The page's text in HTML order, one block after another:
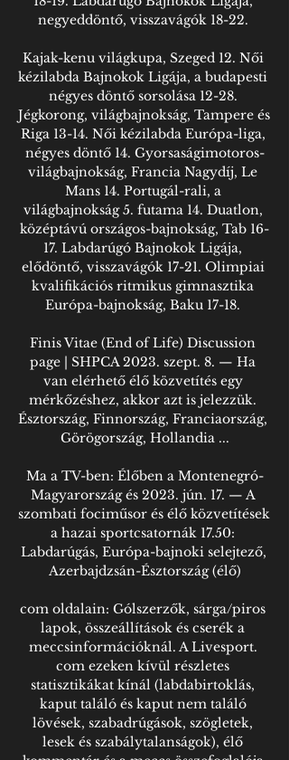
negyeddöntő, visszavágók 18-22.
Kajak-kenu világkupa, Szeged 12. Női
kézilabda Bajnokok Ligája, a budapesti
négyes döntő sorsolása 12-28.
Jégkorong, világbajnokság, Tampere és
Riga 13-14. Női kézilabda Európa-liga,
négyes döntő 14. Gyorsaságimotoros-
világbajnokság, Francia Nagydíj, Le
Mans 14. Portugál-rali, a
világbajnokság 5. futama 14. Duatlon,
középtávú országos-bajnokság, Tab 16-
17. Labdarúgó Bajnokok Ligája,
elődöntő, visszavágók 17-21. Olimpiai
kvalifikációs ritmikus gimnasztika
Európa-bajnokság, Baku 17-18.
Finis Vitae (End of Life) Discussion
page | SHPCA 2023. szept. 8. — Ha
van elérhető élő közvetítés egy
mérkőzéshez, akkor azt is jelezzük.
Észtország, Finnország, Franciaország,
Görögország, Hollandia ...
Ma a TV-ben: Élőben a Montenegró-
Magyarország és 2023. jún. 17. — A
szombati fociműsor és élő közvetítések
a hazai sportcsatornák 17.50:
Labdarúgás, Európa-bajnoki selejtező,
Azerbajdzsán-Észtország (élő)
com oldalain: Gólszerzők, sárga/piros
lapok, összeállítások és cserék a
meccsinformációknál. A Livesport.
com ezeken kívül részletes
statisztikákat kínál (labdabirtoklás,
kaput találó és kaput nem találó
lövések, szabadrúgások, szögletek,
lesek és szabálytalanságok), élő